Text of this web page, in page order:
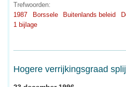
Trefwoorden:
1987
Borssele Buitenlands beleid
1 bijlage
Hogere verrijkingsgraad